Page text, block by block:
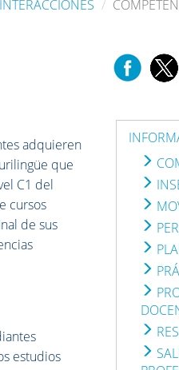
adquieren
que
C1 del
cursos
de sus
estudios